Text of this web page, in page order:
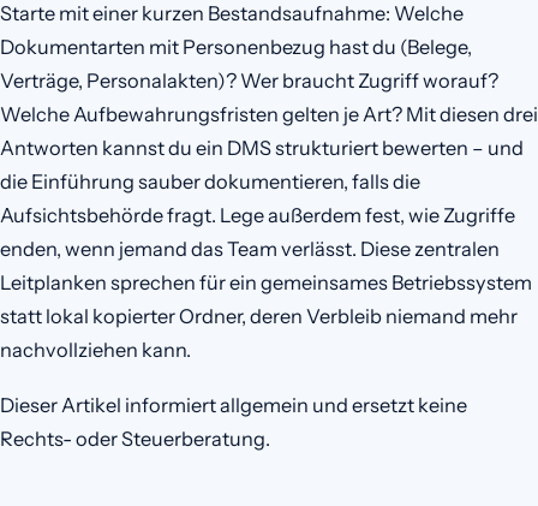
Starte mit einer kurzen Bestandsaufnahme: Welche
Dokumentarten mit Personenbezug hast du (Belege,
Verträge, Personalakten)? Wer braucht Zugriff worauf?
Welche Aufbewahrungsfristen gelten je Art? Mit diesen drei
Antworten kannst du ein DMS strukturiert bewerten – und
die Einführung sauber dokumentieren, falls die
Aufsichtsbehörde fragt. Lege außerdem fest, wie Zugriffe
enden, wenn jemand das Team verlässt. Diese zentralen
Leitplanken sprechen für ein gemeinsames Betriebssystem
statt lokal kopierter Ordner, deren Verbleib niemand mehr
nachvollziehen kann.
Dieser Artikel informiert allgemein und ersetzt keine
Rechts- oder Steuerberatung.